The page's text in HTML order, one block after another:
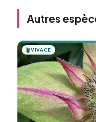
Autres
🪴VIVACE